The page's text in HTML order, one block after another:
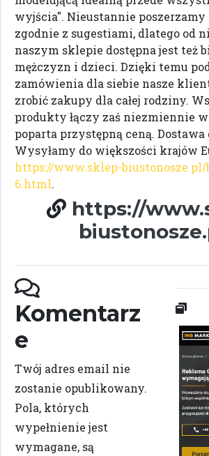
wyjścia". Nieustannie poszerzamy
zgodnie z sugestiami, dlatego od
naszym sklepie dostępna jest też
mężczyzn i dzieci. Dzięki temu
zamówienia dla siebie nasze
zrobić zakupy dla całej rodziny.
produkty łączy zaś niezmiennie
poparta przystępną ceną. Dostawa
Wysyłamy do większości krajów
https://www.sklep-biustonosze.pl/
6.html.
https://
Komentarz
e
Twój adres email nie
zostanie opublikowany.
Pola, których
wypełnienie jest
wymagane, są